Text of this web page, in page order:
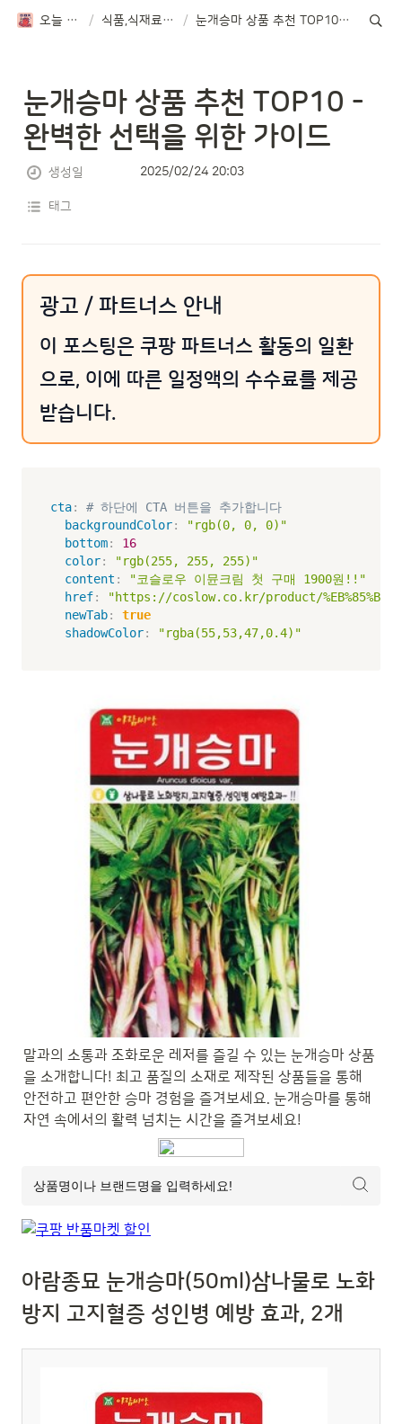
오늘 뭐먹지? / 식품,식재료 TOP10 / 눈개승마 상품 추천 TOP10 - 완벽한 선택을 위한 가이드
눈개승마 상품 추천 TOP10 -
완벽한 선택을 위한 가이드
생성일 2025/02/24 20:03
태그
광고 / 파트너스 안내
이 포스팅은 쿠팡 파트너스 활동의 일환
으로, 이에 따른 일정액의 수수료를 제공
받습니다.
cta:
# 하단에 CTA 버튼을 추가합니다
backgroundColor:
"rgb(0, 0, 0)"
bottom:
16
color:
"rgb(255, 255, 255)"
content :
"코슬로우 이뮨크림 첫 구매 1900원!!"
href:
"https://coslow.co.kr/product/
newTab:
true
shadowColor: "rgba(55,53,47,0.4)"
말과의 소통과 조화로운 레저를 즐길 수 있는 눈개승마 상품
을 소개합니다! 최고 품질의 소재로 제작된 상품들을 통해
안전하고 편안한 승마 경험을 즐겨보세요. 눈개승마를 통해
자연 속에서의 활력 넘치는 시간을 즐겨보세요!
아람종묘 눈개승마(50ml)삼나물로 노화
방지 고지혈증 성인병 예방 효과, 2개